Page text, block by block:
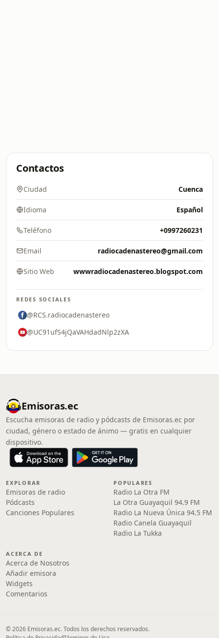
Contactos
Ciudad Cuenca
Idioma Español
Teléfono +0997260231
Email radiocadenastereo@gmail.com
Sitio Web wwwradiocadenastereo.blogspot.com
REDES SOCIALES
@RCS.radiocadenastereo
@UC91ufS4jQaVAHdadNlp2zXA
Emisoras.ec
Escucha emisoras de radio y pódcasts de Emisoras.ec por
ciudad, género o estado de ánimo — gratis en cualquier
dispositivo.
EXPLORAR
Emisoras de radio
Pódcasts
Canciones Populares
POPULARES
Radio La Otra FM
La Otra Guayaquil 94.9 FM
Radio La Nueva Única 94.5 FM
Radio Canela Guayaquil
Radio La Tukka
ACERCA DE
Acerca de Nosotros
Añadir emisora
Widgets
Comentarios
© 2026 Emisoras.ec. Todos los derechos reservados.